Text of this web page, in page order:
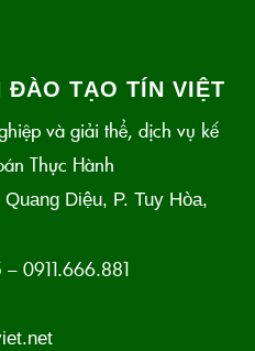
ĐÀO TẠO TÍN VIỆT
và giải thể, dịch vụ kế
Thực Hành
Diệu, P. Tuy Hòa,
0911.666.881